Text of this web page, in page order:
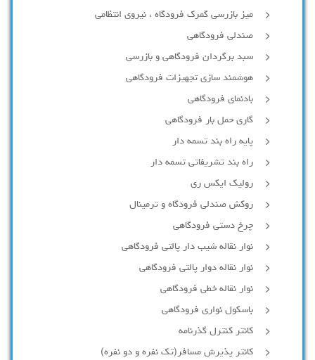
میز بازرسی گمرک فرودگاه ، نیروی انتظامی
صندلی فرودگاهی
سبد برگردان فرودگاهی و بازرسی
هوشمند سازی تجهیزات فرودگاهی
بادنمای فرودگاهی
گاری حمل بار فرودگاهی
پایه راه بند تسمه دار
راه بند تشریفاتی تسمه دار
رولیک ایکس ری
روکش صندلی فرودگاه و ترمینال
چرخ دستی فرودگاهی
نوار نقاله شیب دار پالتی فرودگاهی
نوار نقاله دوار پالتی فرودگاهی
نوار نقاله خطی فرودگاهی
باسکول نواری فرودگاهی
کانتر کنترل گذرنامه
کانتر پذیرش مسافر(تک نفره و دو نفره)